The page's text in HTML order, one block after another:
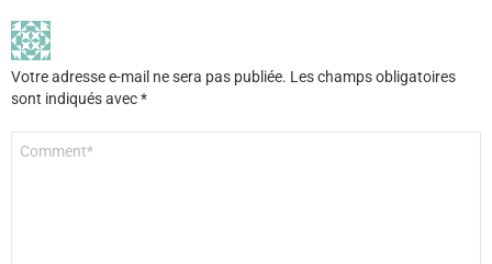
Votre adresse e-mail ne sera pas publiée. Les champs obligatoires
sont indiqués avec*